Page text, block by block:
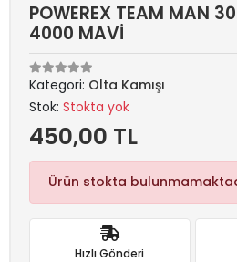
POWEREX TEAM MAN
4000 MAVİ
Kategori: Olta Kamışı
Stok: Stokta yok
450,00 TL
Ürün stokta
Hızlı Gönderi